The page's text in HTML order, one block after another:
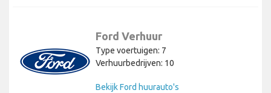
Ford Verhuur
Type voertuigen: 7
Verhuurbedrijven: 10
Bekijk Ford huurauto's